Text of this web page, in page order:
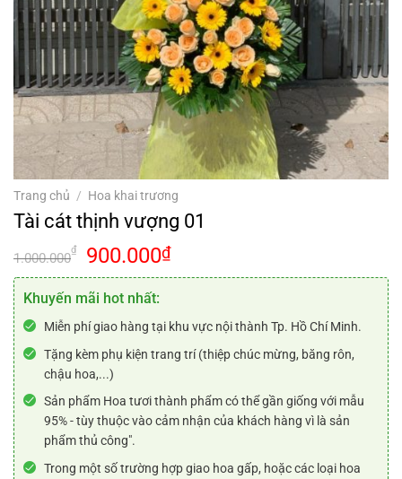
Trang chủ / Hoa khai trương
Tài cát thịnh vượng 01
1.000.000
₫
Giá
gốc
là:
1.000.000₫.
900.000₫Giá
hiện
là:
900.000₫.
Khuyến mãi hot nhất:
Miễn phí giao hàng tại khu vực nội thành Tp. Hồ Chí Minh.
Tặng kèm phụ kiện trang trí (thiệp chúc mừng, băng rôn,
chậu hoa,...)
Sản phẩm Hoa tươi thành phẩm có thể gần giống với mẫu
95% - tùy thuộc vào cảm nhận của khách hàng vì là sản
phẩm thủ công".
Trong một số trường hợp giao hoa gấp, hoặc các loại hoa